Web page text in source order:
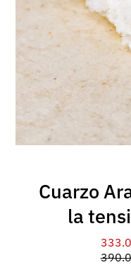
Cuarzo
la